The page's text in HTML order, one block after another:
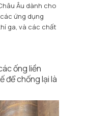
Âu dành cho
ứng dụng
ga, và các chất
ống liền
để chống lại là